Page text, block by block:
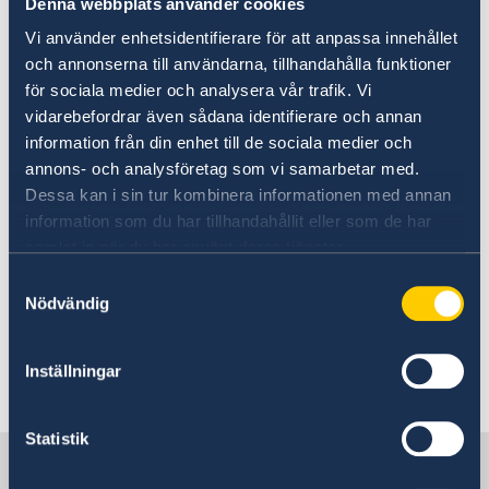
Vi använder enhetsidentifierare för att anpassa innehållet
och annonserna till användarna, tillhandahålla funktioner
för sociala medier och analysera vår trafik. Vi
vidarebefordrar även sådana identifierare och annan
information från din enhet till de sociala medier och
annons- och analysföretag som vi samarbetar med.
Dessa kan i sin tur kombinera informationen med annan
information som du har tillhandahållit eller som de har
Nödvändig
Inställningar
Statistik
Kriminalitet och personlig säkerhet
Trafiksäkerhet
Resa i landet
personnummer.
Först efter att Skatteverket har fattat beslut om
samordningsnummer kan passansökan för
barnet göras. Efter beslut om
samordningsnummer bör passansökan göras
inom tre månader.
Tänk på att samordningsnummer endast kan
pass till ditt barn. Om du inte vill ansöka om
pass till barnet kan du i stället själv välja att
namnansökan direkt till Skatteverket